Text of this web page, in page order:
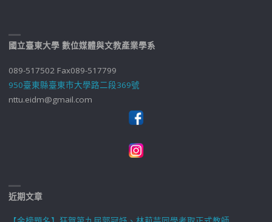
國立臺東大學 數位媒體與文教產業學系
089-517502 Fax089-517799
950臺東縣臺東市大學路二段369號
nttu.eidm@gmail.com
近期文章